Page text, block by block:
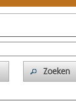
Zoeken